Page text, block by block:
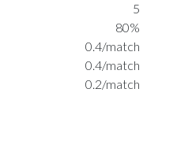
5
80%
0.4/match
0.4/match
0.2/match